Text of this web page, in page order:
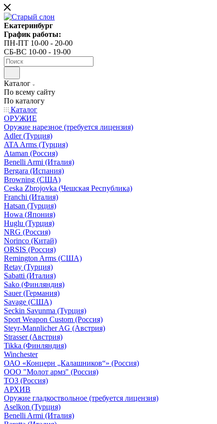
Екатеринбург
График работы:
ПН-ПТ 10-00 - 20-00
СБ-ВС 10-00 - 19-00
Каталог
По всему сайту
По каталогу
Каталог
ОРУЖИЕ
Оружие нарезное (требуется лицензия)
Adler (Турция)
ATA Arms (Турция)
Ataman (Россия)
Benelli Armi (Италия)
Bergara (Испания)
Browning (США)
Ceska Zbrojovka (Чешская Республика)
Franchi (Италия)
Hatsan (Турция)
Howa (Япония)
Huglu (Турция)
NRG (Россия)
Norinco (Китай)
ORSIS (Россия)
Remington Arms (США)
Retay (Турция)
Sabatti (Италия)
Sako (Финляндия)
Sauer (Германия)
Savage (США)
Seckin Savunma (Турция)
Sport Weapon Custom (Россия)
Steyr-Mannlicher AG (Австрия)
Strasser (Австрия)
Tikka (Финляндия)
Winchester
ОАО «Концерн „Калашников“» (Россия)
ООО "Молот армз" (Россия)
ТОЗ (Россия)
АРХИВ
Оружие гладкоствольное (требуется лицензия)
Aselkon (Турция)
Benelli Armi (Италия)